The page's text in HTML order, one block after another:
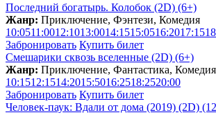
Последний богатырь. Колобок (2D) (6+)
Жанр: Приключение, Фэнтези, Комедия
10:0511:0012:1013:0014:1515:0516:2017:15
Забронировать Купить билет
Смешарики сквозь вселенные (2D) (6+)
Жанр: Приключение, Фантастика, Комедия
10:1512:1514:2015:5016:2518:2520:00
Забронировать Купить билет
Человек-паук: Вдали от дома (2019) (2D)